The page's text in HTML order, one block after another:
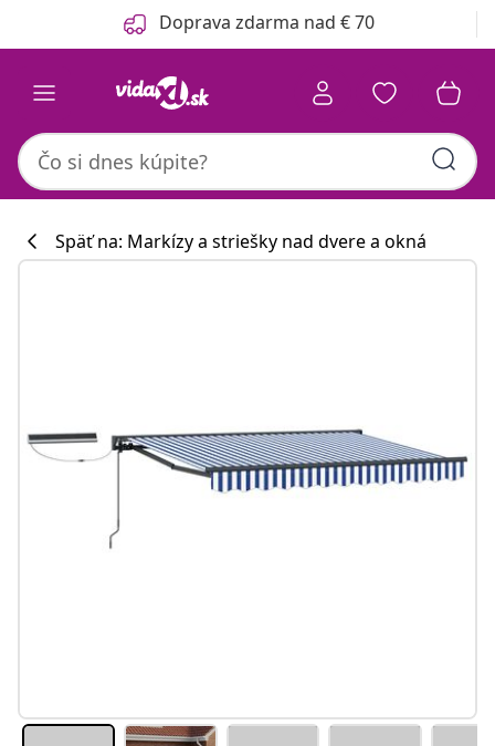
Predchádzajúce Doprava zdarma nad € 70
Späť na: Markízy a striešky nad dvere a okná